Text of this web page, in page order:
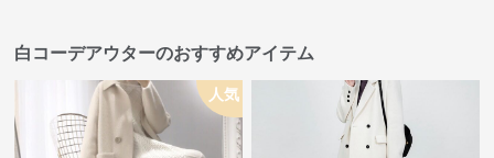
白コーデアウターのおすすめアイテム
人気